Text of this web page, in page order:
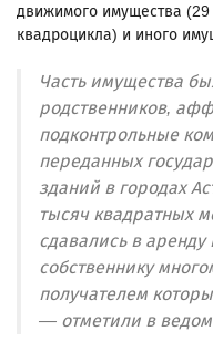
движимого имущества
квадроцикла) и иного
Часть имущества
родственников,
подконтрольные
переданных
зданий в городах
тысяч квадратных
сдавались в
собственнику
получателем
— отметили в